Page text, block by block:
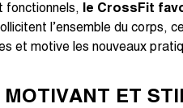
fonctionnels, le CrossFit
l’ensemble du
et motive les nouveaux
ET